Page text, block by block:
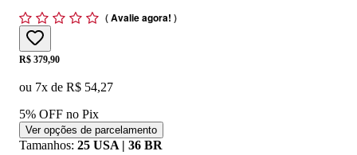
(Avalie agora! )
Price:
R$ 379,90
ou 7x de R$ 54,27
5% OFF no Pix
Ver opções de parcelamento
Tamanhos: 25 USA | 36 BR